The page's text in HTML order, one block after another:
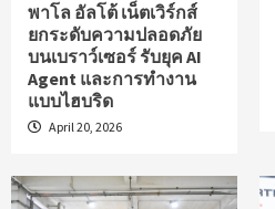
พาโล อัลโต้ เน็ตเวิร์กส์
ยกระดับความปลอดภัย
บนเบราว์เซอร์ รับยุค AI
Agent และการทำงาน
แบบไฮบริด
April 20, 2026